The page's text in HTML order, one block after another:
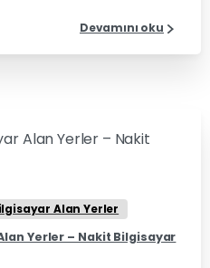
Devamını oku
0 0
Alan Yerler
Yerler – Nakit Bilgisayar